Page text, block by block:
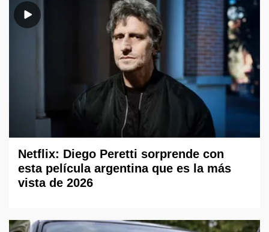
Netflix: Diego Peretti sorprende con
esta película argentina que es la más
vista de 2026